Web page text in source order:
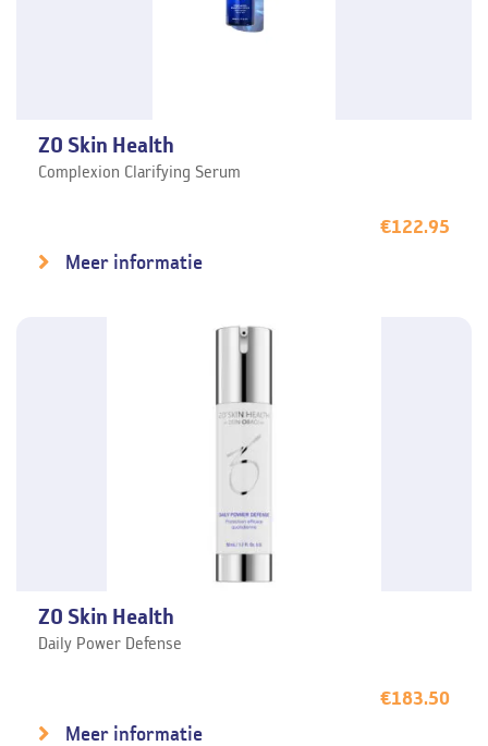
ZO Skin Health
Complexion Clarifying Serum
€122.95
Meer informatie
ZO Skin Health
Daily Power Defense
€183.50
Meer informatie